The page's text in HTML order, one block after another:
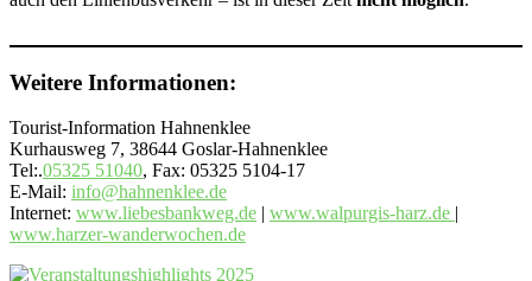
Weitere Informationen:
Tourist-Information Hahnenklee
Kurhausweg 7, 38644 Goslar-Hahnenklee
Tel:.05325 51040, Fax: 05325 5104-17
E-Mail: info@hahnenklee.de
Internet: www.liebesbankweg.de | www.walpurgis-harz.de |
www.harzer-wanderwochen.de